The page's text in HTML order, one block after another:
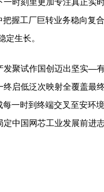
握工厂巨转业务稳向复
生长。
聚试作国创迈出坚实—
启低泛次映射全覆盖最
一时到终端交叉至安环
中国网芯工业发展前进